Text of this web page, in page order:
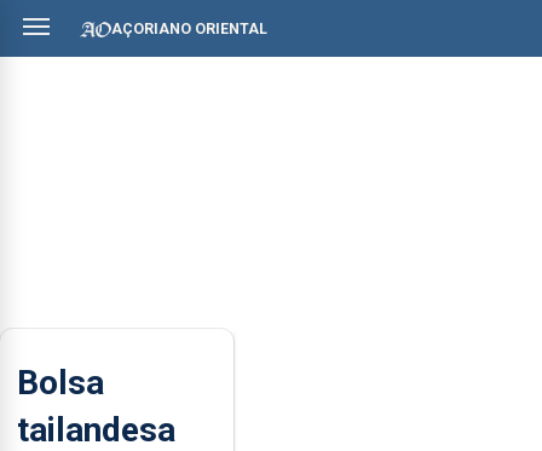
AÇORIANO ORIENTAL
Bolsa
tailandesa